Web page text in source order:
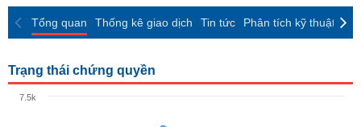
ngành
giao
dịch
So
sánh
Báo
cáo
Tổng quan Thống kê giao dịch Tin tức Phân tích kỹ thuật
Trạng thái chứng quyền
7.5k
KINH